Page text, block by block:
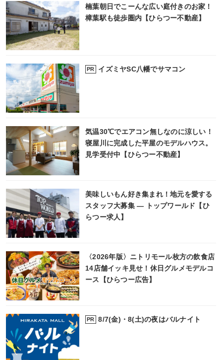
楠葉朝日でこーんな広い庭付きのお家！
樟葉駅も徒歩圏内【ひらつー不動産】
PR イズミヤSC八幡でサマコン
気温30℃でエアコン無しなのに涼しい！
寝屋川に完成した平屋のモデルハウス。
見学受付中【ひらつー不動産】
美味しいもん好き集まれ！地元を愛する
スタッフ大募集 ― トップワールド【ひ
らつー求人】
〈2026年版〉ニトリモール枚方の飲食店
14店舗イッキ見せ！休日グルメモデルコ
ース【ひらつー広告】
PR 8/7(金)・8(土)の夜はバルナイト